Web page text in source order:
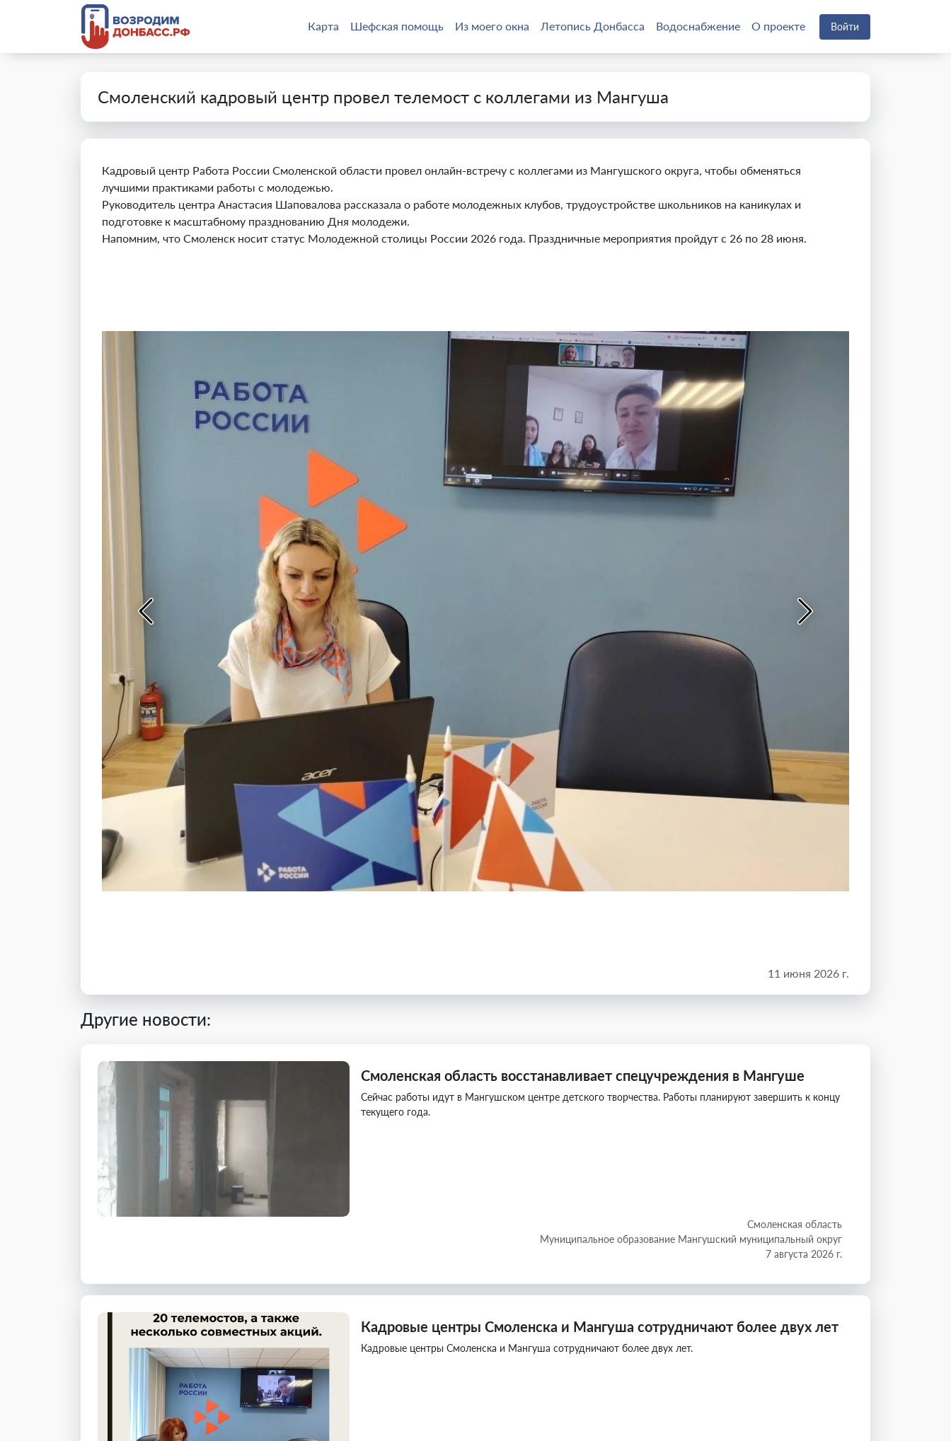
Карта Шефская помощь Из моего окна Летопись Донбасса Водоснабжение О проекте Войти
Смоленский кадровый центр провел телемост с коллегами из Мангуша
Кадровый центр Работа России Смоленской области провел онлайн-встречу с коллегами из Мангушского округа, чтобы обменяться
лучшими практиками работы с молодежью.
Руководитель центра Анастасия Шаповалова рассказала о работе молодежных клубов, трудоустройстве школьников на каникулах и
подготовке к масштабному празднованию Дня молодежи.
Напомним, что Смоленск носит статус Молодежной столицы России 2026 года. Праздничные мероприятия пройдут с 26 по 28 июня.
11 июня 2026 г.
Другие новости:
Смоленская область восстанавливает спецучреждения в Мангуше
Сейчас работы идут в Мангушском центре детского творчества. Работы планируют завершить к концу
текущего года.
Смоленская область
Муниципальное образование Мангушский муниципальный округ
7 августа 2026 г.
Кадровые центры Смоленска и Мангуша сотрудничают более двух лет
Кадровые центры Смоленска и Мангуша сотрудничают более двух лет.